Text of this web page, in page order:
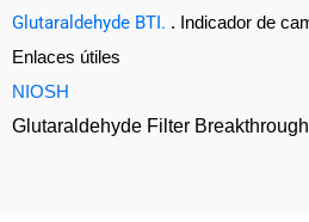
Glutaraldehyde BTI. . Indicador de
Enlaces útiles
NIOSH
Glutaraldehyde Filter